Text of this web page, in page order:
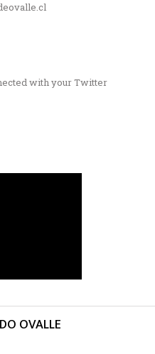
with your Twitter
OVALLE